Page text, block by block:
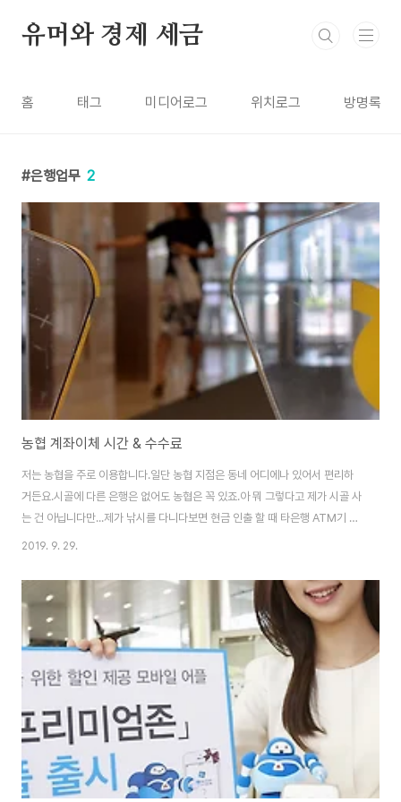
유머와 경제 세금
홈 태그 미디어로그 위치로그 방명록
은행업무 2
농협 계좌이체 시간 & 수수료
저는 농협을 주로 이용합니다.일단 농협 지점은 동네 어디에나 있어서 편리하
거든요.시골에 다른 은행은 없어도 농협은 꼭 있죠.아 뭐 그렇다고 제가 시골 사
는 건 아닙니다만...제가 낚시를 다니다보면 현금 인출 할 때 타은행 ATM기 찾
기는 힘들어도 농협은 어디에나 있으니까요. 그런데 며칠전 밤에 인터넷뱅킹을
군요.음~ 평소 뭐 은행 영업시간이라든가, 이런 것에 별로 개의치 않는 스타일
이라...신경을 못썼었는데요.하필이면 농협 계좌이체 시간이 24시간 내내 가능
한 게 아니더군요.매일 밤 자정부터 00:30분까지는 시스템 일자전환 작업으
로 서비스 이용이 제한될 수 있습니다라고 안내를 하더군요.이 뿐이 아니네요.
매월 셋째 월요일 23..
2019. 9. 29.